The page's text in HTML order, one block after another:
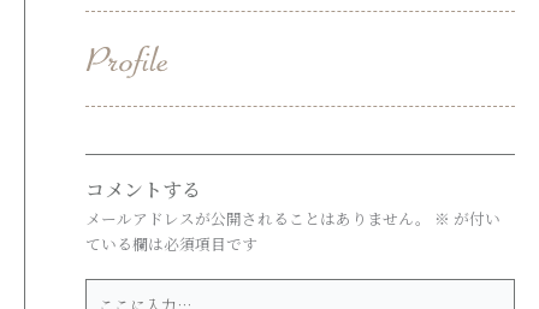
ブ
コメントする
メールアドレスが公開されることはありません。 ※ が付い
ている欄は必須項目です